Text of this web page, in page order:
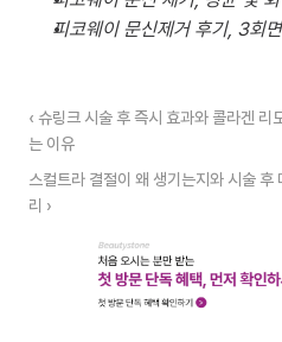
피코웨이 문신제거 후기, 3회
‹ 슈링크 시술 후 즉시 효과와 콜라겐 리
는 이유
스컬트라 결절이 왜 생기는지와 시술 후
리 ›